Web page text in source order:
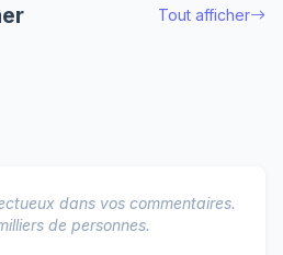
Tout afficher
dans vos commentaires.
de personnes.